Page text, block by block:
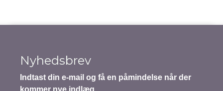
Nyhedsbrev
Indtast din e-mail og få en påmindelse når der
kommer nye indlæg